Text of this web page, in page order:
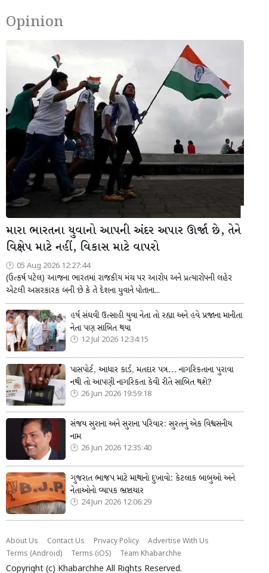
Opinion
મારા ભારતના યુવાનો આપની અંદર અપાર ઊર્જા છે, તેને
વિક્ષેપ માટે નહીં, વિકાસ માટે વાપરો
05 Aug 2026 12:27:44
(ઉત્કર્ષ પટેલ) આજના ભારતમાં રાજકીય મંચ પર આરોપ અને પ્રત્યારોપની લહેર
એટલી અસરકારક બની છે કે તે દેશના યુવાને પોતાના...
હર્ષ સંઘવી ઉત્સાહી યુવા નેતા તો રહ્યા અને હવે પ્રજાના માનીતા
નેતા પણ સાબિત થયા
12 Jul 2026 12:34:15
પાસપોર્ટ, આધાર કાર્ડ, મતદાર પત્ર... નાગરિકતાના પુરાવા
નથી તો આપણી નાગરિકતા કેવી રીતે સાબિત થશે?
26 Jun 2026 19:59:18
સંજય સુરાના અને સુરાના પરિવાર: સુરતનું એક વિશ્વસનીય
નામ
26 Jun 2026 12:35:40
ગુજરાત ભાજપ માટે માથાનો દુખાવો: કેટલાક બાબુઓ અને
નેતાઓનો વ્યાપક ભ્રષ્ટાચાર
24 Jun 2026 12:06:29
About Us Contact Us Privacy Policy
Advertise With Us
Terms (Android)
Terms (iOS) Team Khabarchhe
Copyright (c) Khabarchhe All Rights Reserved.